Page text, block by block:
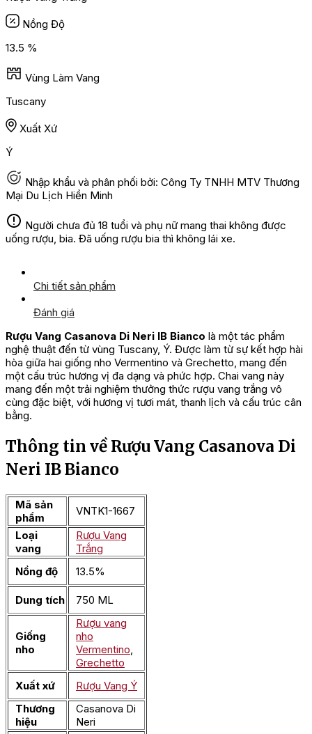
Nồng Độ
13.5 %
Vùng Làm Vang
Tuscany
Xuất Xứ
Ý
Nhập khẩu và phân phối bởi: Công Ty TNHH MTV Thương
Mại Du Lịch Hiền Minh
Người chưa đủ 18 tuổi và phụ nữ mang thai không được
uống rượu, bia. Đã uống rượu bia thì không lái xe.
Chi tiết sản phẩm
Đánh giá
Rượu Vang Casanova Di Neri IB Bianco là một tác phẩm
nghệ thuật đến từ vùng Tuscany, Ý. Được làm từ sự kết hợp hài
hòa giữa hai giống nho Vermentino và Grechetto, mang đến
một cấu trúc hương vị đa dạng và phức hợp. Chai vang này
mang đến một trải nghiệm thưởng thức rượu vang trắng vô
cùng đặc biệt, với hương vị tươi mát, thanh lịch và cấu trúc cân
bằng.
Thông tin về Rượu Vang Casanova Di
Neri IB Bianco
Mã sản
phẩm
VNTK1-1667
Loại
vang
Rượu Vang
Trắng
Nồng độ
13.5%
Dung tích 750 ML
Giống
nho
Rượu vang
nho
Vermentino
Grechetto
Xuất xứ
Rượu Vang Ý
Thương
hiệu
Casanova Di
Neri